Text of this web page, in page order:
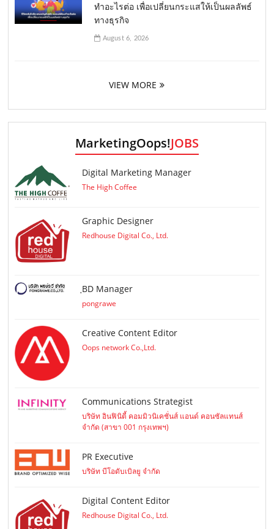
ทำอะไรต่อ เพื่อเปลี่ยนกระแสให้เป็นผลลัพธ์
ทางธุรกิจ
August 6, 2026
VIEW MORE
MarketingOops!JOBS
Digital Marketing Manager
The High Coffee
Graphic Designer
Redhouse Digital Co., Ltd.
ฺBD Manager
pongrawe
Creative Content Editor
Oops network Co.,Ltd.
Communications Strategist
บริษัท อินฟินิตี้ คอมมิวนิเคชั่นส์ แอนด์ คอนซัลแทนส์
จำกัด (สาขา 001 กรุงเทพฯ)
PR Executive
บริษัท บีโอดับเบิลยู จำกัด
Digital Content Editor
Redhouse Digital Co., Ltd.